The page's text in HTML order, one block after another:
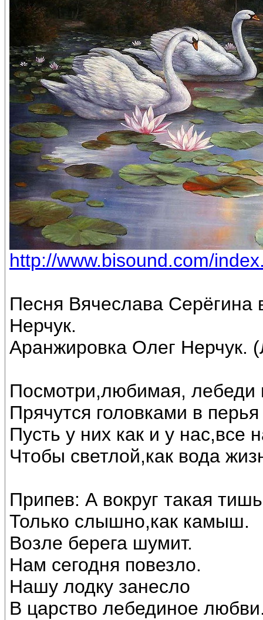
http://www.bisound.com/
Песня Вячеслава
Нерчук.
Аранжировка Олег Нерчук.
Посмотри,любимая, лебеди
Прячутся головками в
Пусть у них как и у нас,все
Чтобы светлой,как вода
Припев: А вокруг такая
Только слышно,как камыш.
Возле берега шумит.
Нам сегодня повезло.
Нашу лодку занесло
В царство лебединое